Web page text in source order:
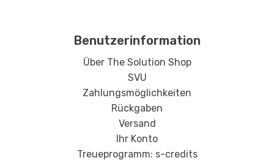
Benutzerinformation
Über The Solution Shop
SVU
Zahlungsmöglichkeiten
Rückgaben
Versand
Ihr Konto
Treueprogramm: s-credits